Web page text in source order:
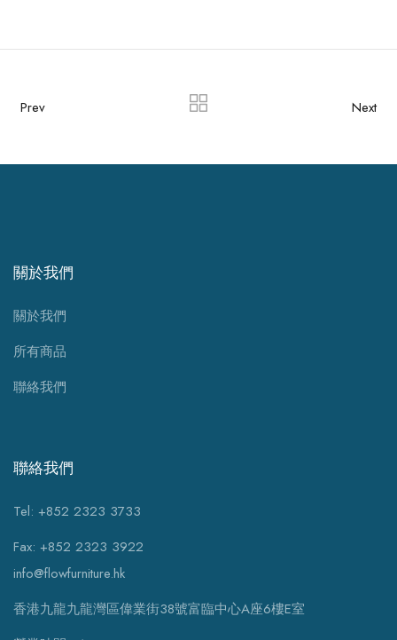
Prev Next
關於我們
關於我們
所有商品
聯絡我們
聯絡我們
Tel: +852 2323 3733
Fax: +852 2323 3922
info@flowfurniture.hk
香港九龍九龍灣區偉業街38號富臨中心A座6樓E室